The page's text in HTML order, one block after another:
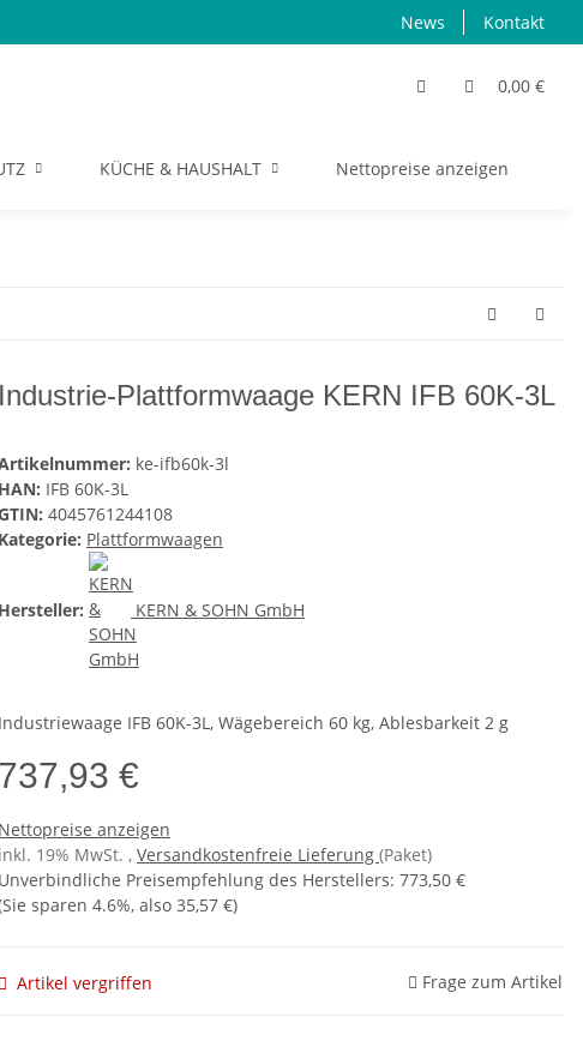
News Kontakt
0,00 €
KÜCHE & HAUSHALT Nettopreise anzeigen
Industrie-Plattformwaage KERN IFB 60K-3L
ke-ifb60k-3l
HAN: IFB 60K-3L
4045761244108
Kategorie: Plattformwaagen
Hersteller: KERN & SOHN GmbH
Industriewaage IFB 60K-3L, Wägebereich 60 kg, Ablesbarkeit 2 g
737,93 €
Nettopreise anzeigen
inkl. 19% MwSt. , Versandkostenfreie Lieferung (Paket)
Unverbindliche Preisempfehlung des Herstellers: 773,50 €
sparen 4.6%, also 35,57 €)
Artikel vergriffen Frage zum Artikel